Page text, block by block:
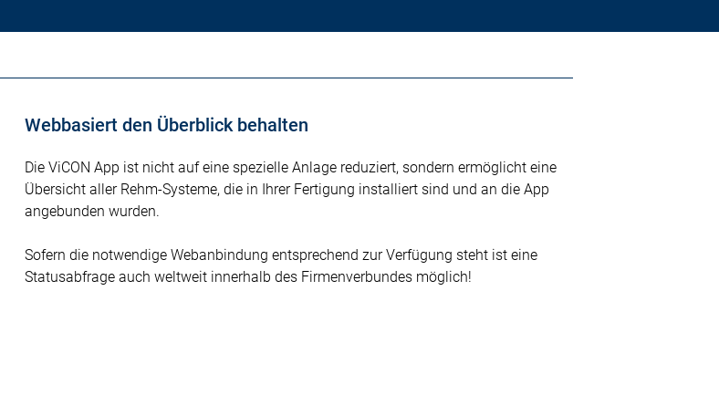
Webbasiert den Überblick behalten
Die ViCON App ist nicht auf eine spezielle Anlage reduziert, sondern ermöglicht eine
Übersicht aller Rehm-Systeme, die in Ihrer Fertigung installiert sind und an die App
angebunden wurden.
Sofern die notwendige Webanbindung entsprechend zur Verfügung steht ist eine
Statusabfrage auch weltweit innerhalb des Firmenverbundes möglich!